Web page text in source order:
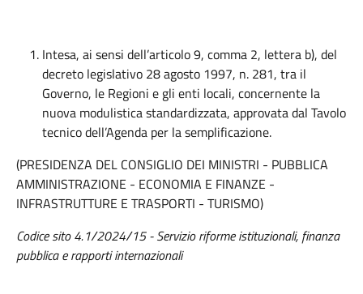
Intesa, ai sensi dell’articolo 9, comma 2, lettera b), del
decreto legislativo 28 agosto 1997, n. 281, tra il
Governo, le Regioni e gli enti locali, concernente la
nuova modulistica standardizzata, approvata dal Tavolo
tecnico dell’Agenda per la semplificazione.
(PRESIDENZA DEL CONSIGLIO DEI MINISTRI - PUBBLICA
AMMINISTRAZIONE - ECONOMIA E FINANZE -
INFRASTRUTTURE E TRASPORTI - TURISMO)
Codice sito 4.1/2024/15 - Servizio riforme istituzionali, finanza
pubblica e rapporti internazionali